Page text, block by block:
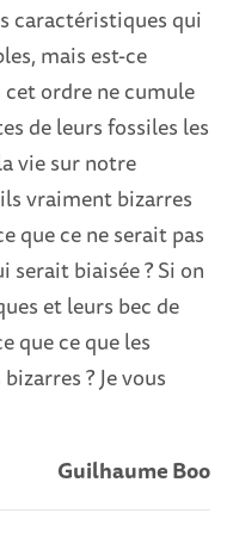
caractéristiques qui
mais est-ce
ordre ne cumule
de leurs fossiles les
vie sur notre
vraiment bizarres
que ce ne serait pas
biaisée ? Si on
et leurs bec de
que ce que les
? Je vous
Guilhaume Boo